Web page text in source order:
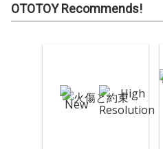
OTOTOY Recommends!